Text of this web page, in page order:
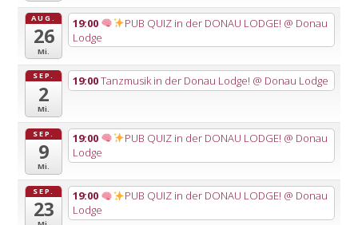
AUG.
26
Mi.
19:00 PUB QUIZ in der DONAU LODGE! @ Donau
Lodge
SEP.
2
Mi.
19:00Tanzmusik in der Donau Lodge! @ Donau Lodge
SEP.
9
Mi.
19:00 PUB QUIZ in der DONAU LODGE! @ Donau
Lodge
SEP.
23
19:00 PUB QUIZ in der DONAU LODGE! @ Donau
Lodge